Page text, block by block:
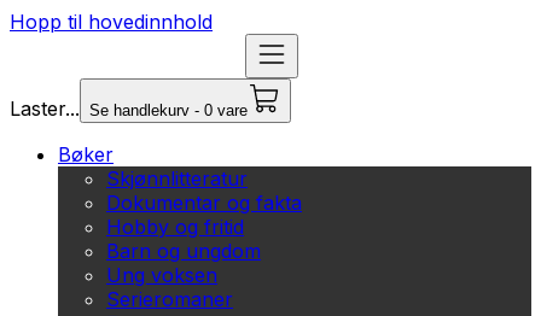
Hopp til hovedinnhold
Laster... Se handlekurv - 0 vare
Bøker
Skjønnlitteratur
Dokumentar og fakta
Hobby og fritid
Barn og ungdom
Ung voksen
Serieromaner